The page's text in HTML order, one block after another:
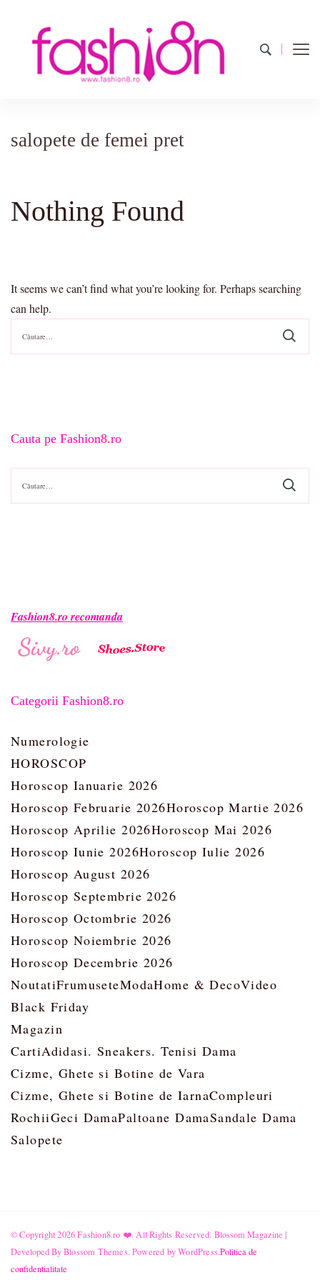
poze cu modele de manichiuri!❤️
salopete de femei pret
Nothing Found
It seems we can’t find what you’re looking for. Perhaps searching
can help.
Caută
după:
Cauta pe Fashion8.ro
Caută
după:
Fashion8.ro recomanda
Categorii Fashion8.ro
Numerologie
HOROSCOP
Horoscop Ianuarie 2026
Horoscop Februarie 2026Horoscop Martie 2026
Horoscop Aprilie 2026Horoscop Mai 2026
Horoscop Iunie 2026Horoscop Iulie 2026
Horoscop August 2026
Horoscop Septembrie 2026
Horoscop Octombrie 2026
Horoscop Noiembrie 2026
Horoscop Decembrie 2026
NoutatiFrumuseteModaHome & DecoVideo
Black Friday
Magazin
CartiAdidasi. Sneakers. Tenisi Dama
Cizme, Ghete si Botine de Vara
Cizme, Ghete si Botine de IarnaCompleuri
RochiiGeci DamaPaltoane DamaSandale Dama
Salopete
© Copyright 2026Fashion8.ro ❤️. All Rights Reserved. Blossom Magazine |
Developed ByBlossom Themes. Powered byWordPress.Politica de
confidentialitate